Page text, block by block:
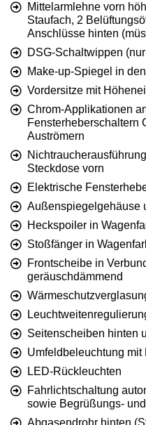
Mittelarmlehne vorn
Staufach, 2
Anschlüsse hinten
DSG-Schaltwippen
Make-up-Spiegel in
Vordersitze mit
Chrom-Applikationen
Fensterheberschaltern
Auströmern
Steckdose vorn
Elektrische
Außenspiegelgehäuse
Heckspoiler in
Stoßfänger in
Frontscheibe in
geräuschdämmend
Seitenscheiben hinten
Umfeldbeleuchtung mit
LED-Rückleuchten
Fahrlichtschaltung
sowie Begrüßungs-